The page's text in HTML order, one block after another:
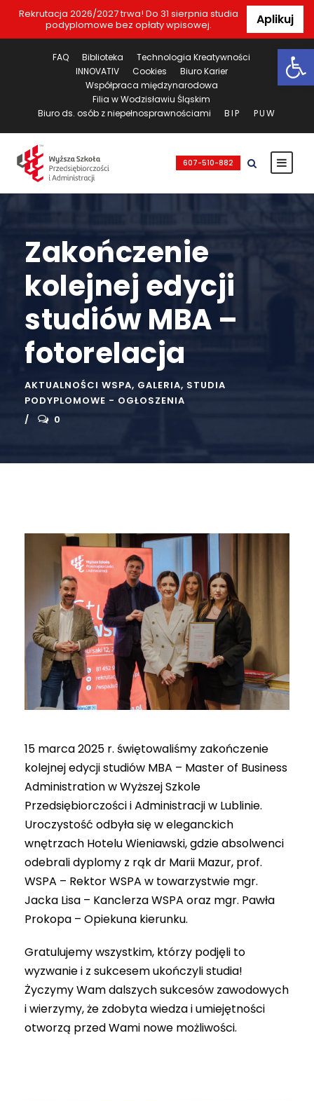
Rekrutacja 2026/2027 trwa! Do 31 sierpnia studia
podyplomowe bez opłaty wpisowej.
Aplikuj
FAQ Biblioteka
Technologia Kreatywności
INNOVATIV
Cookies
Biuro Karier
Współpraca międzynarodowa
Filia w Wodzisławiu Śląskim
Biuro ds. osób z niepełnosprawnościami
BIP PUW
607-510-882
Zakończenie
kolejnej edycji
studiów MBA –
fotorelacja
AKTUALNOŚCI WSPA, GALERIA, STUDIA
PODYPLOMOWE - OGŁOSZENIA
0
15 marca 2025 r. świętowaliśmy zakończenie
kolejnej edycji studiów MBA – Master of Business
Administration w Wyższej Szkole
Przedsiębiorczości i Administracji w Lublinie.
Uroczystość odbyła się w eleganckich
wnętrzach Hotelu Wieniawski, gdzie absolwenci
odebrali dyplomy z rąk dr Marii Mazur, prof.
WSPA – Rektor WSPA w towarzystwie mgr.
Jacka Lisa – Kanclerza WSPA oraz mgr. Pawła
Prokopa – Opiekuna kierunku.
Gratulujemy wszystkim, którzy podjęli to
wyzwanie i z sukcesem ukończyli studia!
Życzymy Wam dalszych sukcesów zawodowych
i wierzymy, że zdobyta wiedza i umiejętności
otworzą przed Wami nowe możliwości.